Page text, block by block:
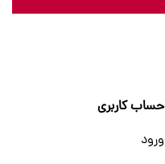
حساب کاربری
ورود